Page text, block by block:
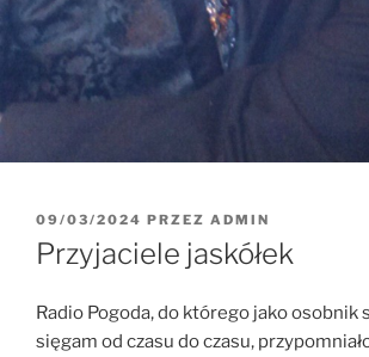
09/03/2024 PRZEZ ADMIN
Przyjaciele jaskółek
Radio Pogoda, do którego jako
sięgam od czasu do czasu,